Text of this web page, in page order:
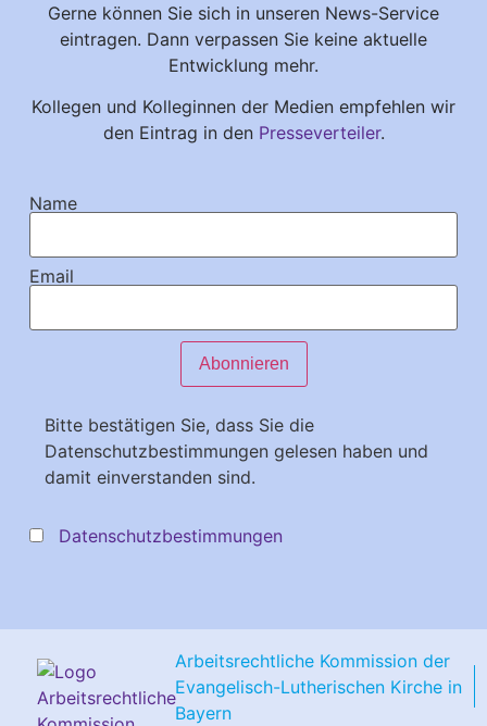
Gerne können Sie sich in unseren News-Service
eintragen. Dann verpassen Sie keine aktuelle
Entwicklung mehr.
Kollegen und Kolleginnen der Medien empfehlen wir
den Eintrag in den Presseverteiler.
Name
Email
Bitte bestätigen Sie, dass Sie die
Datenschutzbestimmungen gelesen haben und
damit einverstanden sind.
Datenschutzbestimmungen
Arbeitsrechtliche Kommission der
Evangelisch-Lutherischen Kirche in
Bayern